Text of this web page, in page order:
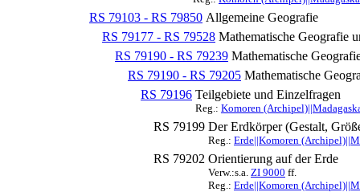
RS 79103 - RS 79850 Allgemeine Geografie
RS 79177 - RS 79528 Mathematische Geografie
RS 79190 - RS 79239 Mathematische
RS 79190 - RS 79205 Mathematische
RS 79196 Teilgebiete und Einzelfragen
Reg.: Komoren
RS 79199 Der Erdkörper (Gestalt,
Reg.: Erde||Komoren
RS 79202 Orientierung auf der Erde
Verw.:s.a. ZI 9000 ff.
Reg.: Erde||Komoren